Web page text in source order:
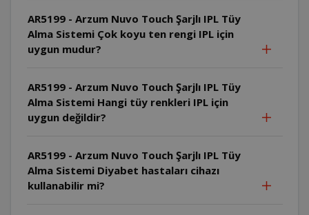
AR5199 - Arzum Nuvo Touch Şarjlı IPL Tüy
Alma Sistemi Çok koyu ten rengi IPL için
uygun mudur?
AR5199 - Arzum Nuvo Touch Şarjlı IPL Tüy
Alma Sistemi Hangi tüy renkleri IPL için
uygun değildir?
AR5199 - Arzum Nuvo Touch Şarjlı IPL Tüy
Alma Sistemi Diyabet hastaları cihazı
kullanabilir mi?